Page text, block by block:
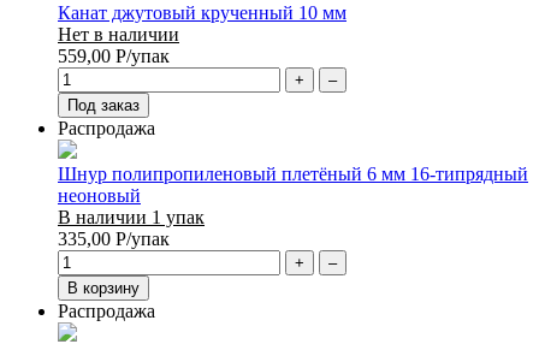
Канат джутовый крученный 10 мм
Нет в наличии
559,00 Р/упак
+
–
Под заказ
Распродажа
Шнур полипропиленовый плетёный 6 мм 16-типрядный
неоновый
В наличии 1 упак
335,00 Р/упак
+
–
В корзину
Распродажа